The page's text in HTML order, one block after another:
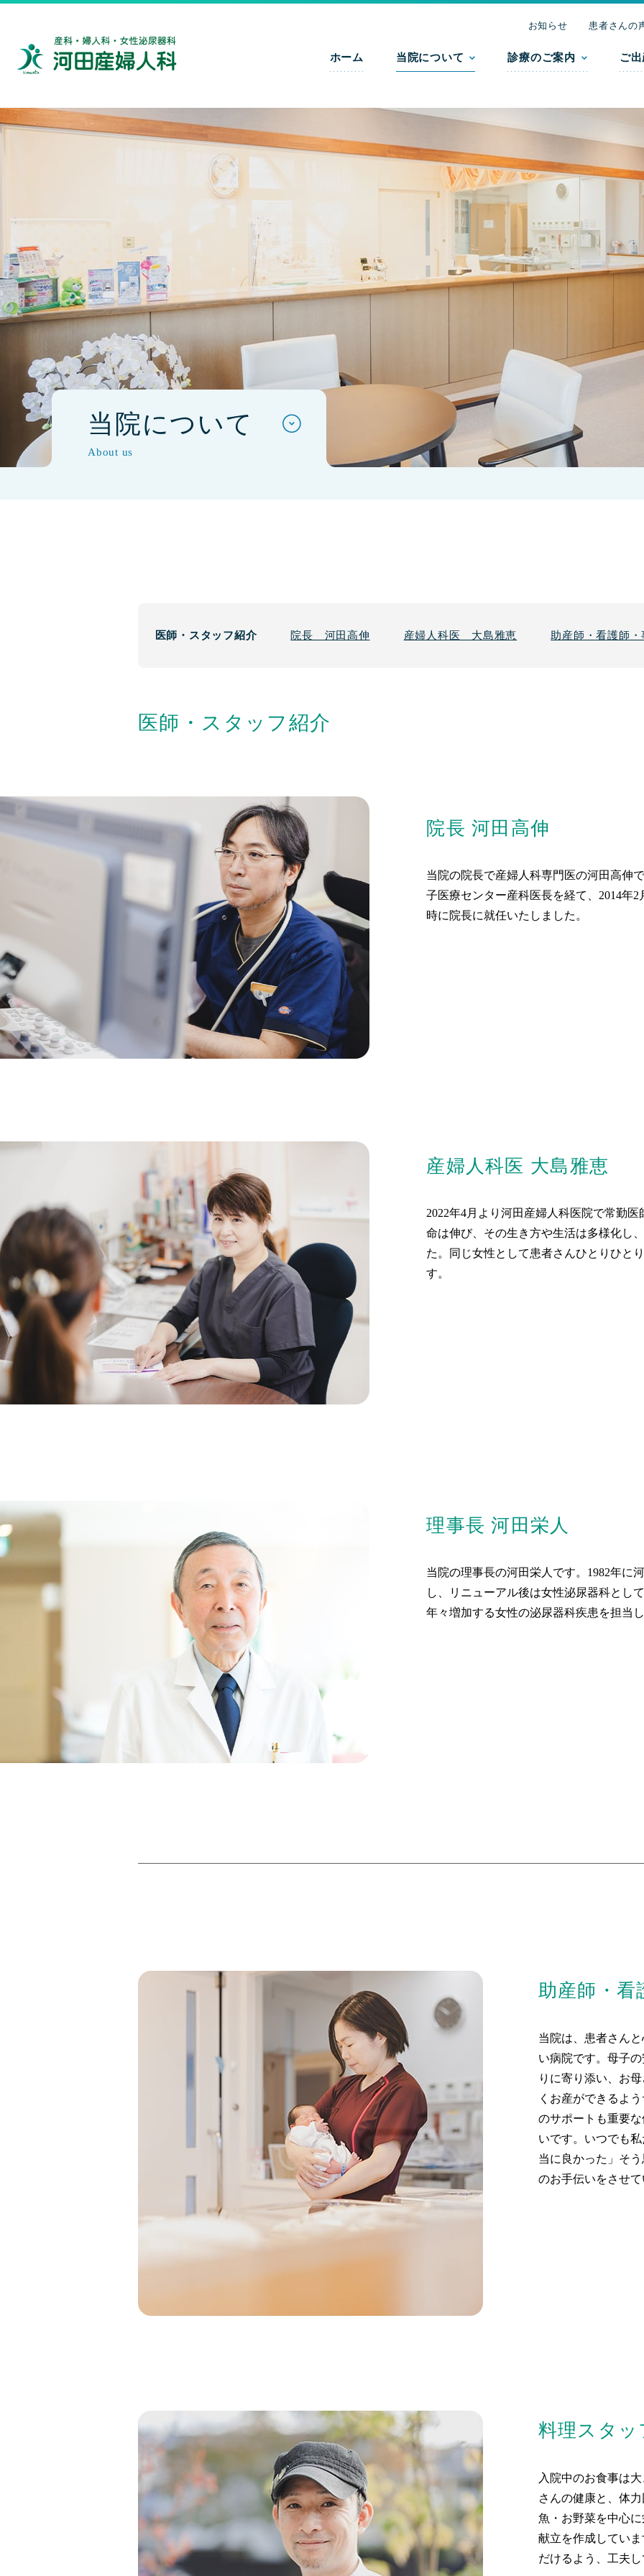
お知らせ 患者さんの
ホーム 当院について 診療のご案内 ご
当院について
About us
医師・スタッフ紹介 院長 河田高伸 産婦人科医 大島雅恵 助産師・看護師・
医師・スタッフ紹介
院長 河田高伸
当院の院長で産婦人科専門医の河田高伸
子医療センター産科医長を経て、2014年
時に院長に就任いたしました。
産婦人科医 大島雅恵
2022年4月より河田産婦人科医院で常勤
命は伸び、その生き方や生活は多様化し
た。同じ女性として患者さんひとりひと
す。
理事長 河田栄人
当院の理事長の河田栄人です。1982年に
し、リニューアル後は女性泌尿器科とし
年々増加する女性の泌尿器科疾患を担当し
助産師・看
当院は、患者さん
い病院です。母子
りに寄り添い、お
くお産ができるよ
のサポートも重要
いです。いつでも
当に良かった」そ
のお手伝いをさせて
料理スタッ
入院中のお食事は
さんの健康と、体
魚・お野菜を中心
献立を作成してい
だけるよう、工夫し